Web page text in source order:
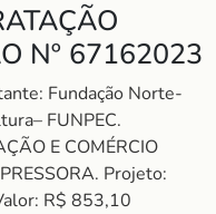
Nº 67162023
Fundação Norte-
FUNPEC.
E COMÉRCIO
Projeto:
R$ 853,10